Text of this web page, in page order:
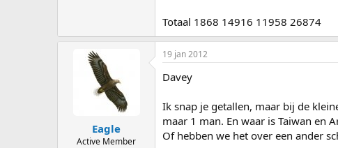
Totaal 1868 14916 11958 26874
Eagle
Active Member
19 jan 2012
Davey
Ik snap je getallen, maar bij de
maar 1 man. En waar is Taiwan en
Of hebben we het over een ander